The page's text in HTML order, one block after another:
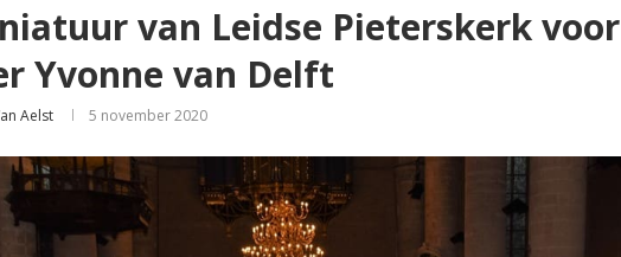
van Leidse Pieterskerk voor
Yvonne van Delft
Aelst 5 november 2020